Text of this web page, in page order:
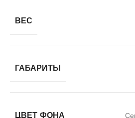
ВЕС
ГАБАРИТЫ
ЦВЕТ ФОНА